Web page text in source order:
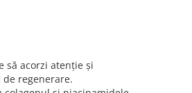
să acorzi atenție și
regenerare.